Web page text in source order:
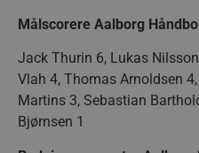
Målscorere Aalborg
Jack Thurin 6, Lukas
Vlah 4, Thomas Arnoldsen
Martins 3, Sebastian
Bjørnsen 1